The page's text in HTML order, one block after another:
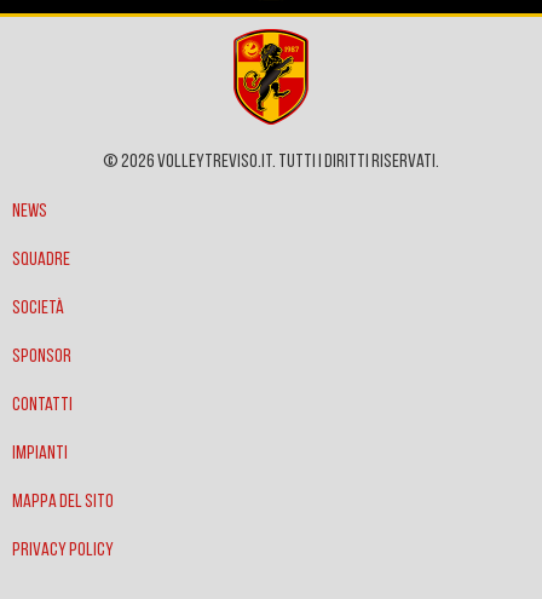
© 2026 VOLLEYTREVISO.IT. Tutti i diritti riservati.
News
Squadre
Società
Sponsor
Contatti
Impianti
Mappa del sito
Privacy policy